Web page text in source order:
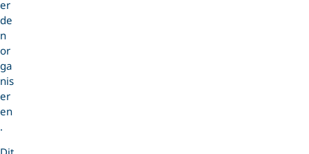
er
de
n
or
ga
nis
er
en
.